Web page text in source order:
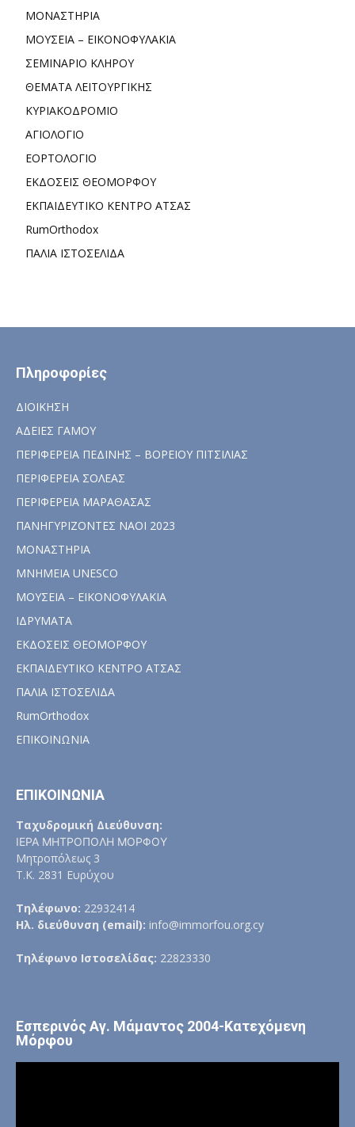
ΜΟΝΑΣΤΗΡΙΑ
ΜΟΥΣΕΙΑ – ΕΙΚΟΝΟΦΥΛΑΚΙΑ
ΣΕΜΙΝΑΡΙΟ ΚΛΗΡΟΥ
ΘΕΜΑΤΑ ΛΕΙΤΟΥΡΓΙΚΗΣ
ΚΥΡΙΑΚΟΔΡΟΜΙΟ
ΑΓΙΟΛΟΓΙΟ
ΕΟΡΤΟΛΟΓΙΟ
ΕΚΔΟΣΕΙΣ ΘΕΟΜΟΡΦΟΥ
ΕΚΠΑΙΔΕΥΤΙΚΟ ΚΕΝΤΡΟ ΑΤΣΑΣ
RumOrthodox
ΠΑΛΙΑ ΙΣΤΟΣΕΛΙΔΑ
Πληροφορίες
ΔΙΟΙΚΗΣΗ
ΑΔΕΙΕΣ ΓΑΜΟΥ
ΠΕΡΙΦΕΡΕΙΑ ΠΕΔΙΝΗΣ – ΒΟΡΕΙΟΥ ΠΙΤΣΙΛΙΑΣ
ΠΕΡΙΦΕΡΕΙΑ ΣΟΛΕΑΣ
ΠΕΡΙΦΕΡΕΙΑ ΜΑΡΑΘΑΣΑΣ
ΠΑΝΗΓΥΡΙΖΟΝΤΕΣ ΝΑΟΙ 2023
ΜΟΝΑΣΤΗΡΙΑ
ΜΝΗΜΕΙΑ UNESCO
ΜΟΥΣΕΙΑ – ΕΙΚΟΝΟΦΥΛΑΚΙΑ
ΙΔΡΥΜΑΤΑ
ΕΚΔΟΣΕΙΣ ΘΕΟΜΟΡΦΟΥ
ΕΚΠΑΙΔΕΥΤΙΚΟ ΚΕΝΤΡΟ ΑΤΣΑΣ
ΠΑΛΙΑ ΙΣΤΟΣΕΛΙΔΑ
RumOrthodox
ΕΠΙΚΟΙΝΩΝΙΑ
ΕΠΙΚΟΙΝΩΝΙΑ
Ταχυδρομική Διεύθυνση:
ΙΕΡΑ ΜΗΤΡΟΠΟΛΗ ΜΟΡΦΟΥ
Μητροπόλεως 3
Τ.Κ. 2831 Ευρύχου
Τηλέφωνο: 22932414
Ηλ. διεύθυνση (email): info@immorfou.org.cy
Τηλέφωνο Ιστοσελίδας: 22823330
Εσπερινός Αγ. Μάμαντος 2004-Κατεχόμενη
Μόρφου